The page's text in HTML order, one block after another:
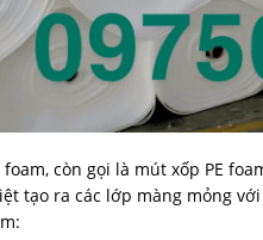
foam, còn gọi là mút xốp PE
tạo ra các lớp màng mỏng